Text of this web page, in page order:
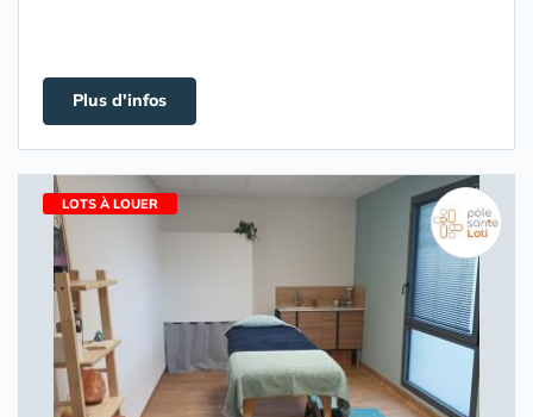
Plus d'infos
LOTS À LOUER